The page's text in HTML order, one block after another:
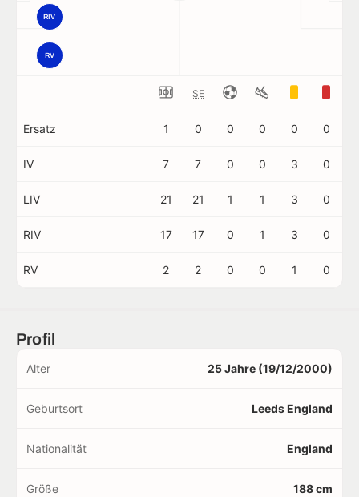
RIV
RV
SE
Ersatz 1 0 0 0 0 0
IV 7 7 0 0 3 0
LIV 21 21 1 1 3 0
RIV 17 17 0 1 3 0
RV 2 2 0 0 1 0
Profil
Alter 25 Jahre (19/12/2000)
Geburtsort Leeds England
Nationalität England
Größe 188 cm